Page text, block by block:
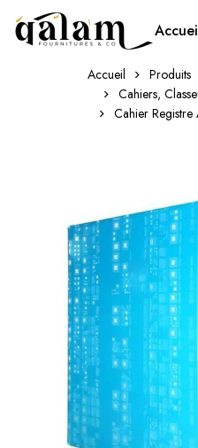
Accueil Produits
Cahiers,
Cahier